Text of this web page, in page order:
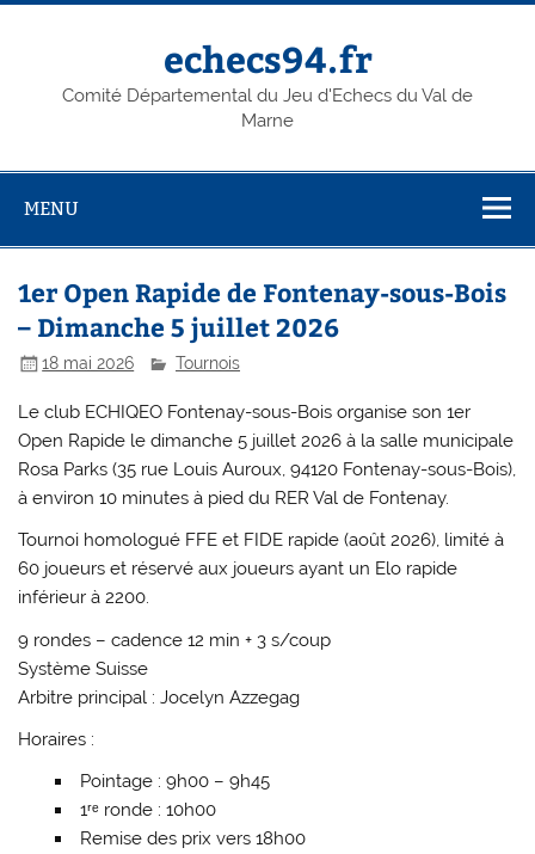
Skip
echecs94.fr
Comité Départemental du Jeu d'Echecs du Val de
Marne
MENU
1er Open Rapide de Fontenay-sous-Bois
– Dimanche 5 juillet 2026
18 mai 2026 Tournois
Le club ECHIQEO Fontenay-sous-Bois organise son 1er
Open Rapide le dimanche 5 juillet 2026 à la salle municipale
Rosa Parks (35 rue Louis Auroux, 94120 Fontenay-sous-Bois),
à environ 10 minutes à pied du RER Val de Fontenay.
Tournoi homologué FFE et FIDE rapide (août 2026), limité à
60 joueurs et réservé aux joueurs ayant un Elo rapide
inférieur à 2200.
9 rondes – cadence 12 min + 3 s/coup
Système Suisse
Arbitre principal : Jocelyn Azzegag
Horaires :
Pointage : 9h00 – 9h45
1ʳᵉ ronde : 10h00
Remise des prix vers 18h00